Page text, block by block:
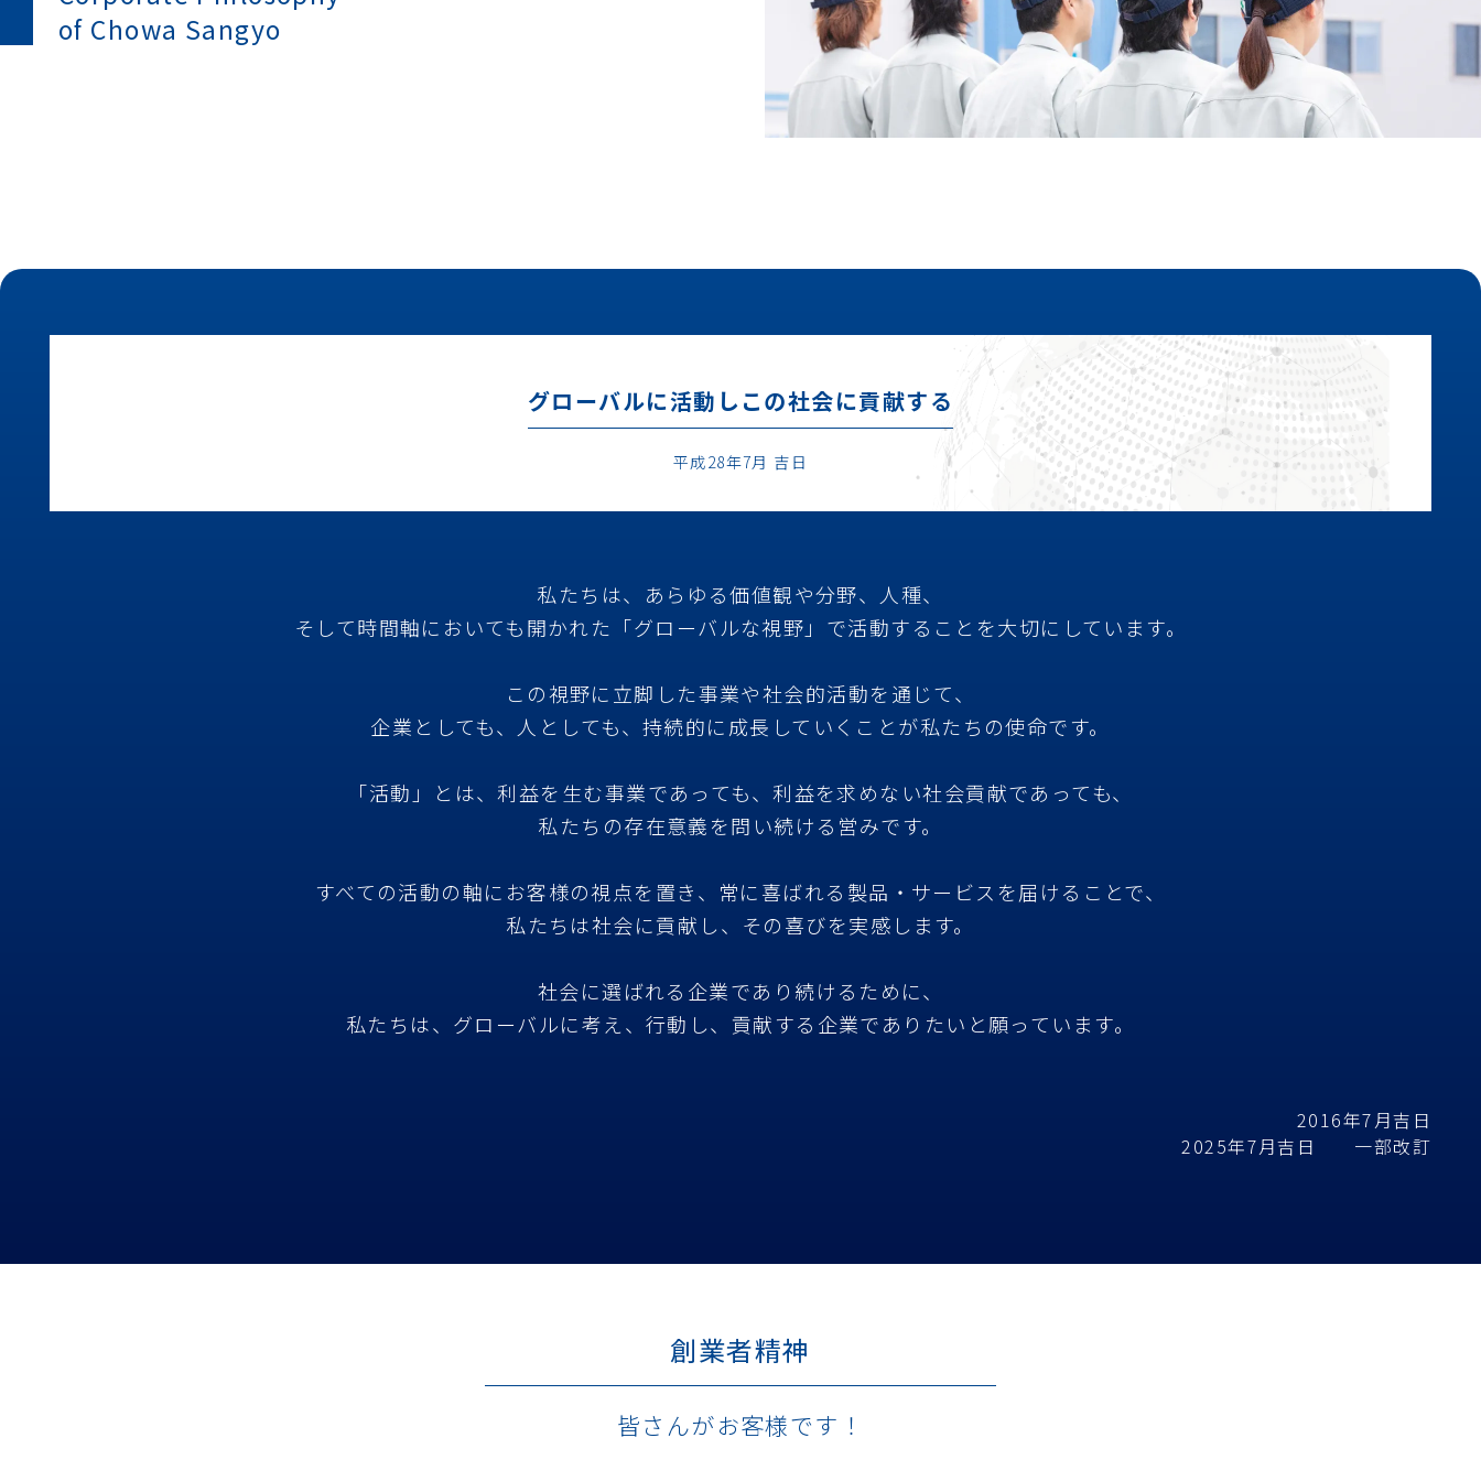
of Chowa Sangyo
グローバルに活動しこの社会に貢献する
平成28年7月 吉日
私たちは、あらゆる価値観や分野、人種、
そして時間軸においても開かれた「グローバルな視野」で活動することを大切にしています。
この視野に立脚した事業や社会的活動を通じて、
企業としても、人としても、持続的に成長していくことが私たちの使命です。
「活動」とは、利益を生む事業であっても、利益を求めない社会貢献であっても、
私たちの存在意義を問い続ける営みです。
すべての活動の軸にお客様の視点を置き、常に喜ばれる製品・サービスを届けることで、
私たちは社会に貢献し、その喜びを実感します。
社会に選ばれる企業であり続けるために、
私たちは、グローバルに考え、行動し、貢献する企業でありたいと願っています。
2016年7月吉日
2025年7月吉日 一部改訂
創業者精神
皆さんがお客様です！